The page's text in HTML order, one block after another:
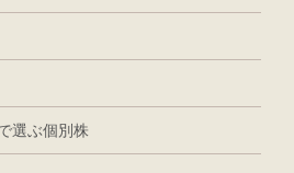
選ぶ個別株